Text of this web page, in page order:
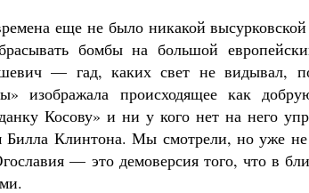
еще не было никакой
бомбы на большой
— гад, каких свет не видывал,
изображала происходящее как
Косову» и ни у кого нет на него
Билла Клинтона. Мы смотрели, но уже
— это демоверсия того, что в